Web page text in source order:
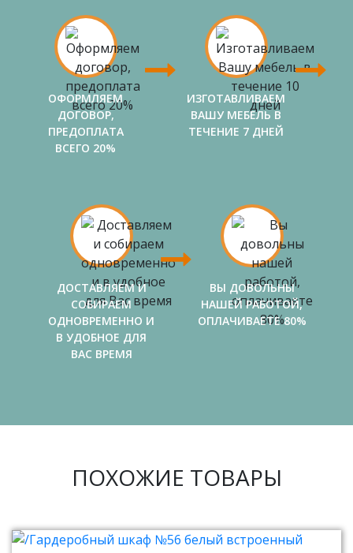
ОФОРМЛЯЕМ
ДОГОВОР,
ПРЕДОПЛАТА
ВСЕГО 20%
ИЗГОТАВЛИВАЕМ
ВАШУ МЕБЕЛЬ В
ТЕЧЕНИЕ 7 ДНЕЙ
ДОСТАВЛЯЕМ И
СОБИРАЕМ
ОДНОВРЕМЕННО И
В УДОБНОЕ ДЛЯ
ВАС ВРЕМЯ
ВЫ ДОВОЛЬНЫ
НАШЕЙ РАБОТОЙ,
ОПЛАЧИВАЕТЕ 80%
ПОХОЖИЕ ТОВАРЫ